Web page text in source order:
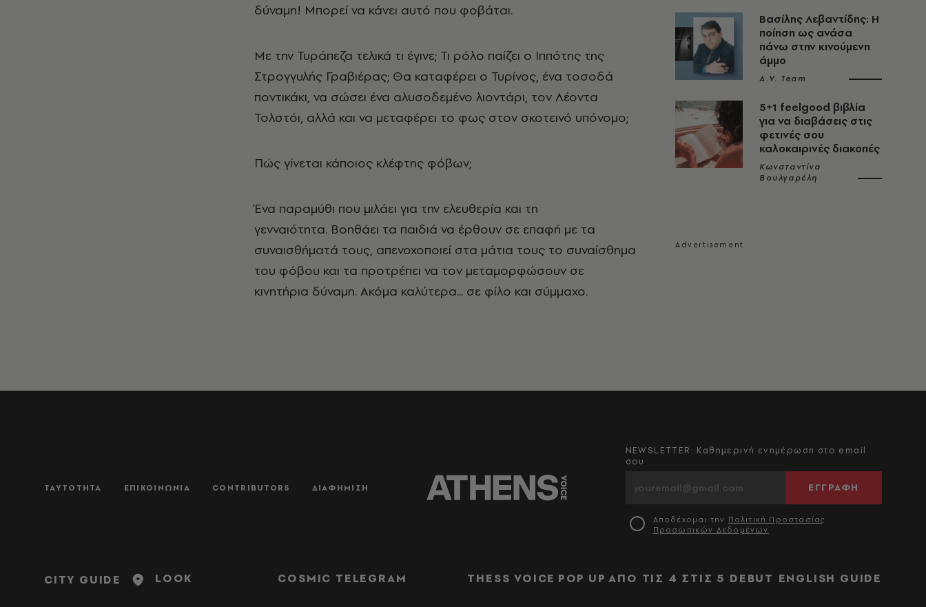
δύναμη! Μπορεί να κάνει αυτό που φοβάται.
Με την Τυράπεζα τελικά τι έγινε; Τι ρόλο παίζει ο Ιππότης της
Στρογγυλής Γραβιέρας; Θα καταφέρει ο Τυρίνος, ένα τοσοδά
ποντικάκι, να σώσει ένα αλυσοδεμένο λιοντάρι, τον Λέοντα
Τολστόι, αλλά και να μεταφέρει το φως στον σκοτεινό υπόνομο;
Πώς γίνεται κάποιος κλέφτης φόβων;
Ένα παραμύθι που μιλάει για την ελευθερία και τη
γενναιότητα. Βοηθάει τα παιδιά να έρθουν σε επαφή με τα
συναισθήματά τους, απενοχοποιεί στα μάτια τους το συναίσθημα
του φόβου και τα προτρέπει να τον μεταμορφώσουν σε
κινητήρια δύναμη.Ακόμα καλύτερα... σε φίλο και σύμμαχο.
Βασίλης Λεβαντίδης: Η
ποίηση ως ανάσα
πάνω στην κινούμενη
άμμο
A.V. Team
5+1 feelgood βιβλία
για να διαβάσεις στις
φετινές σου
καλοκαιρινές διακοπές
Κωνσταντίνα
Βουλγαρέλη
ΤΑΥΤΟΤΗΤΑ ΕΠΙΚΟΙΝΩΝΙΑ CONTRIBUTORS ΔΙΑΦΗΜΙΣΗ
NEWSLETTER: Καθημερινή ενημέρωση στο email
σου
ΕΓΓΡΑΦΗ
Αποδέχομαι την Πολιτική Προστασίας
Προσωπικών Δεδομένων
CITY GUIDE LOOK COSMIC TELEGRAM THESS VOICE POP UP ΑΠΟ ΤΙΣ 4 ΣΤΙΣ 5 DEBUT ENGLISH GUIDE